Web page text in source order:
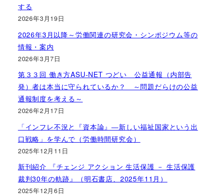
する
2026年3月19日
2026年3月以降～労働関連の研究会・シンポジウム等の
情報・案内
2026年3月7日
第３３回 働き方ASU-NET つどい 公益通報（内部告
発）者は本当に守られているか？ ～問題だらけの公益
通報制度を考える～
2026年2月17日
「インフレ不況と『資本論』―新しい福祉国家という出
口戦略」を学んで（労働時間研究会）
2025年12月11日
新刊紹介 『チェンジ アクション 生活保護 － 生活保護
裁判30年の軌跡』（明石書店、2025年11月）
2025年12月6日